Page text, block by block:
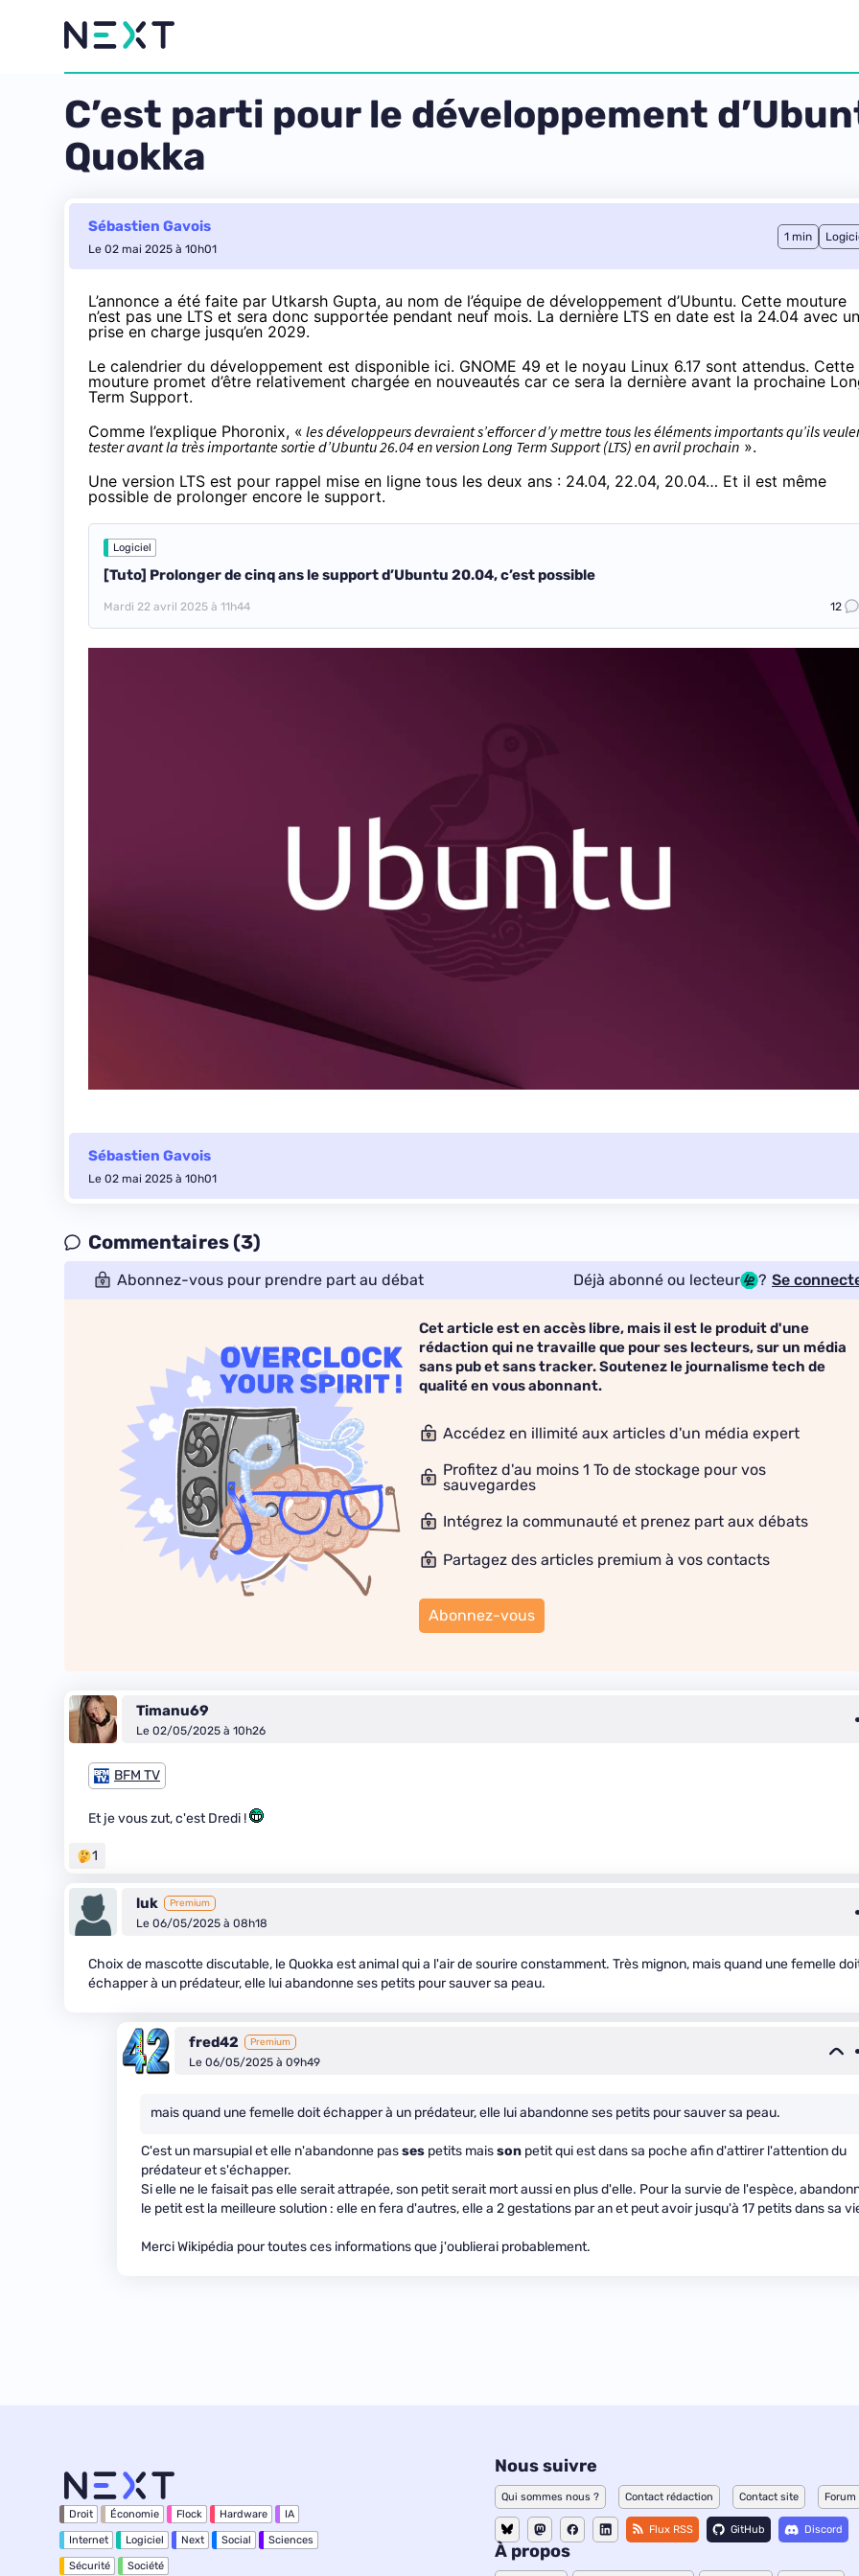
C’est parti pour le développement
Quokka
Sébastien Gavois
Le 02 mai 2025 à 10h01
1 min
L’annonce a été faite par Utkarsh Gupta, au nom de l’équipe de développement d’Ubuntu. Cette mouture
n’est pas une LTS et sera donc supportée pendant neuf mois. La dernière LTS en date est la 24.04 avec
prise en charge jusqu’en 2029.
Le calendrier du développement est disponible ici. GNOME 49 et le noyau Linux 6.17 sont attendus. Cette
mouture promet d’être relativement chargée en nouveautés car ce sera la dernière avant la prochaine
Term Support.
Comme l’explique Phoronix, « les développeurs devraient s’efforcer d’y mettre tous les éléments importants qu’ils
tester avant la très importante sortie d’Ubuntu 26.04 en version Long Term Support (LTS) en avril prochain ».
Une version LTS est pour rappel mise en ligne tous les deux ans : 24.04, 22.04, 20.04… Et il est même
possible de prolonger encore le support.
Logiciel
[Tuto] Prolonger de cinq ans le support d’Ubuntu 20.04, c’est possible
Mardi 22 avril 2025 à 11h44 12
Sébastien Gavois
Le 02 mai 2025 à 10h01
Commentaires (3)
Abonnez-vous pour prendre part au débat Déjà abonné ou lecteur ? Se
Cet article est en accès libre, mais il est le produit d'une
rédaction qui ne travaille que pour ses lecteurs, sur un média
sans pub et sans tracker. Soutenez le journalisme tech de
qualité en vous abonnant.
Accédez en illimité aux articles d'un média expert
Profitez d'au moins 1 To de stockage pour vos
sauvegardes
Intégrez la communauté et prenez part aux débats
Partagez des articles premium à vos contacts
Abonnez-vous
Timanu69
Le 02/05/2025 à 10h26
BFM TV
Et je vous zut, c'est Dredi !
1
luk Premium
Le 06/05/2025 à 08h18
Choix de mascotte discutable, le Quokka est animal qui a l'air de sourire constamment. Très mignon, mais quand une femelle
échapper à un prédateur, elle lui abandonne ses petits pour sauver sa peau.
fred42 Premium
Le 06/05/2025 à 09h49
mais quand une femelle doit échapper à un prédateur, elle lui abandonne ses petits pour sauver sa peau.
C'est un marsupial et elle n'abandonne passes petits maisson petit qui est dans sa poche afin d'attirer l'attention du
prédateur et s'échapper.
Si elle ne le faisait pas elle serait attrapée, son petit serait mort aussi en plus d'elle. Pour la survie de l'espèce,
le petit est la meilleure solution : elle en fera d'autres, elle a 2 gestations par an et peut avoir jusqu'à 17 petits dans sa
Merci Wikipédia pour toutes ces informations que j'oublierai probablement.
Droit Économie Flock Hardware IA
Internet Logiciel Next Social Sciences
Sécurité Société
Nous suivre
Qui sommes nous ? Contact rédaction Contact site Forum
Flux RSS GitHub Discord
À propos